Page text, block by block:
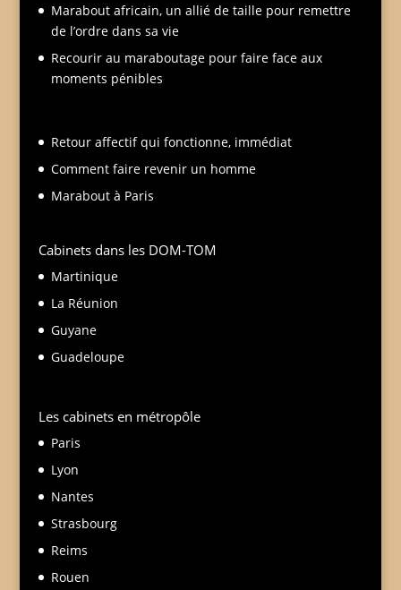
Marabout africain, un allié de taille pour remettre
de l’ordre dans sa vie
Recourir au maraboutage pour faire face aux
moments pénibles
Retour affectif qui fonctionne, immédiat
Comment faire revenir un homme
Marabout à Paris
Cabinets dans les DOM-TOM
Martinique
La Réunion
Guyane
Guadeloupe
Les cabinets en métropôle
Paris
Lyon
Nantes
Strasbourg
Reims
Rouen